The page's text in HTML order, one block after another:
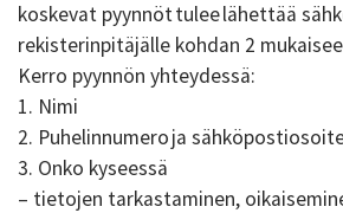
koskevat pyynnöt tulee lähettää
rekisterinpitäjälle kohdan 2
Kerro pyynnön yhteydessä:
1. Nimi
2. Puhelinnumero ja
3. Onko kyseessä
– tietojen tarkastaminen,